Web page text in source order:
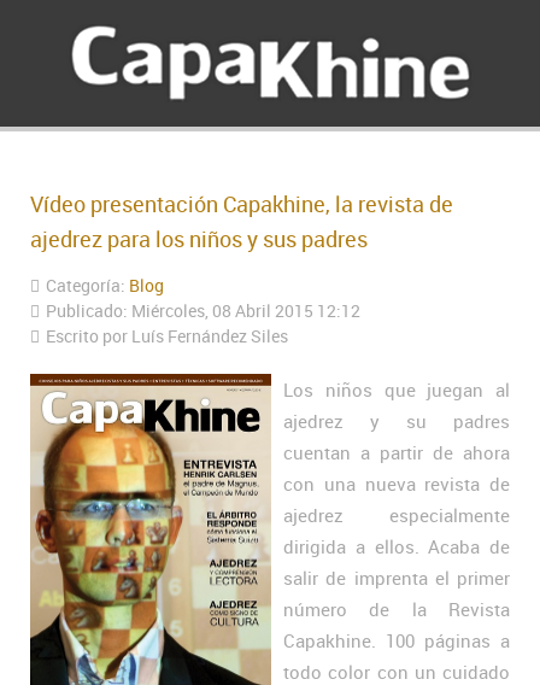
Vídeo presentación Capakhine, la revista de
ajedrez para los niños y sus padres
Categoría: Blog
Publicado: Miércoles, 08 Abril 2015 12:12
Escrito por Luís Fernández Siles
Los niños que juegan al
ajedrez y su padres
cuentan a partir de ahora
con una nueva revista de
ajedrez especialmente
dirigida a ellos. Acaba de
salir de imprenta el primer
número de la Revista
Capakhine. 100 páginas a
todo color con un cuidado